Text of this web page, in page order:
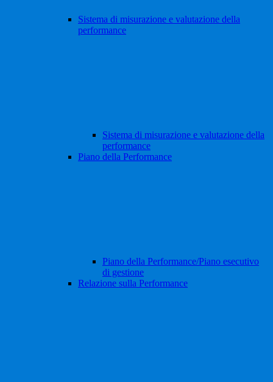
Sistema di misurazione e valutazione della
performance
Sistema di misurazione e valutazione della
performance
Piano della Performance
Piano della Performance/Piano esecutivo
di gestione
Relazione sulla Performance